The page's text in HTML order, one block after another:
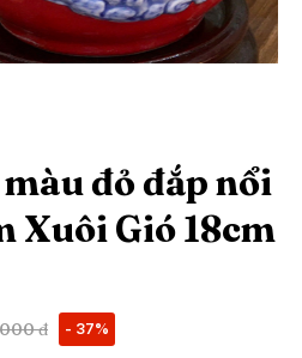
đỏ đắp nổi
Xuôi Gió 18cm
đ - 37%